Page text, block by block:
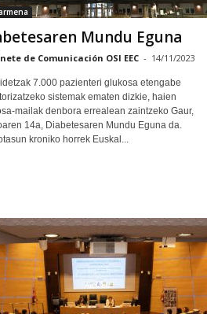
Mundu Eguna
de Comunicación OSI EEC - 14/11/2023
7.000 pazienteri glukosa etengabe
sistemak ematen dizkie, haien
mailak denbora errealean zaintzeko Gaur,
14a, Diabetesaren Mundu Eguna da.
kroniko horrek Euskal...